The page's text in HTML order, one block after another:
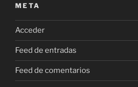
META
Acceder
Feed de entradas
Feed de comentarios